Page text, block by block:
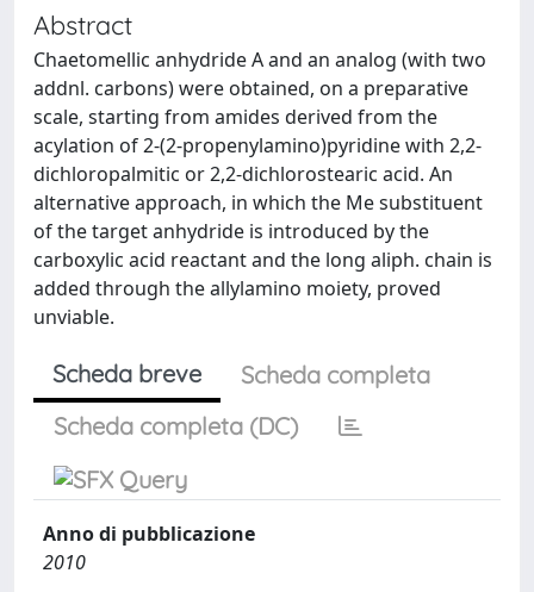
Abstract
Chaetomellic anhydride A and an analog (with two
addnl. carbons) were obtained, on a preparative
scale, starting from amides derived from the
acylation of 2-(2-propenylamino)pyridine with 2,2-
dichloropalmitic or 2,2-dichlorostearic acid. An
alternative approach, in which the Me substituent
of the target anhydride is introduced by the
carboxylic acid reactant and the long aliph. chain is
added through the allylamino moiety, proved
unviable.
Scheda breve
Scheda completa
Scheda completa (DC)
Anno di pubblicazione
2010